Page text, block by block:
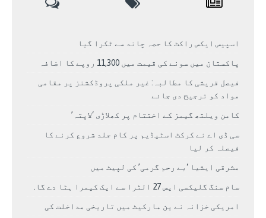
اسپیس ایکس راکٹ کا حصہ چاند سے ٹکرا گیا
پاکستان میں سونے کی قیمت میں 11,300 روپے کا اضافہ
فیصل قریشی کا مطالبہ: غیر ملکی پروڈکشنز پر مقامی
مواد کو ترجیح دی جائے
کامن ویلتھ گیمز کے اختتام پر کھلاڑی ‘لاپتہ’
سی ڈی اے نے کرکٹ اسٹیڈیم پر کام جلد شروع کرنے کا
فیصلہ کر لیا
مشرقی ایشیا ‘بے رحم گرمی’ کی لپیٹ میں
سام سنگ گلیکسی ایس 27 الٹرا سے ایک کیمرا ہٹا دے گا.
امریکی خزانہ نے ین مارکیٹ میں تاریخی مداخلت کی